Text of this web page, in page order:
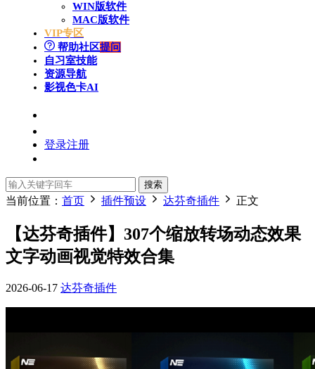
WIN版软件
MAC版软件
VIP专区
帮助社区提问
自习室技能
资源导航
影视色卡AI
登录注册
搜索
当前位置： 首页 插件预设 达芬奇插件 正文
【达芬奇插件】307个缩放转场动态效果
文字动画视觉特效合集
2026-06-17 达芬奇插件